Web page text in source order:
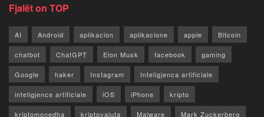
Fjalët on TOP
AI Android aplikacion aplikacione apple Bitcoin
chatbot ChatGPT Elon Musk facebook gaming
Google haker Instagram Inteligjenca artificiale
inteligjence artificiale iOS iPhone kripto
kriptomonedha kriptovaluta Malware Mark Zuckerberg